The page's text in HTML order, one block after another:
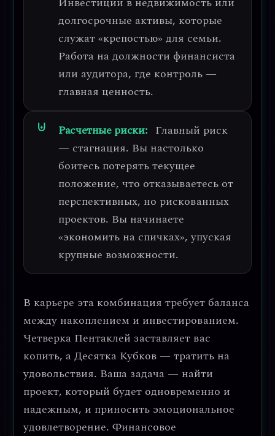
долгосрочные активы, которые
служат «крепостью» для семьи.
Работа на должности финансиста
или аудитора, где контроль —
главная ценность.
Расчетные риски: Главный риск
— стагнация. Вы настолько
боитесь потерять текущее
положение, что отказываетесь от
перспективных, но рискованных
проектов. Вы начинаете
«экономить на спичках», упуская
крупные возможности.
В карьере эта комбинация требует баланса
между накоплением и инвестированием.
Четверка Пентаклей заставляет вас
копить, а Десятка Кубков — тратить на
удовольствия. Ваша задача — найти
проект, который будет одновременно и
надежным, и приносить эмоциональное
удовлетворение. Финансовое